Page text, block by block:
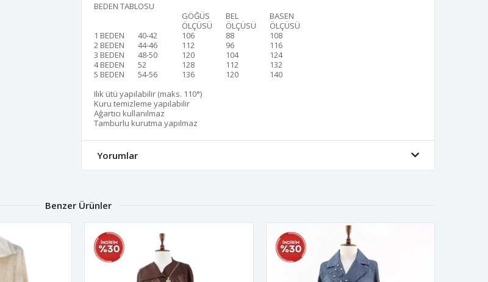
BEDEN TABLOSU
GÖĞÜS
ÖLÇÜSÜ
BEL
ÖLÇÜSÜ
BASEN
ÖLÇÜSÜ
1 BEDEN
40-42 106 88
108
2 BEDEN
44-46 112 96
116
3 BEDEN
48-50 120 104
124
4 BEDEN
52 128 112
132
5 BEDEN
54-56 136 120
140
Ilık ütü yapılabilir (maks. 110°)
Kuru temizleme yapılabilir
Ağartıcı kullanılmaz
Tamburlu kurutma yapılmaz
Yorumlar
Benzer Ürünler